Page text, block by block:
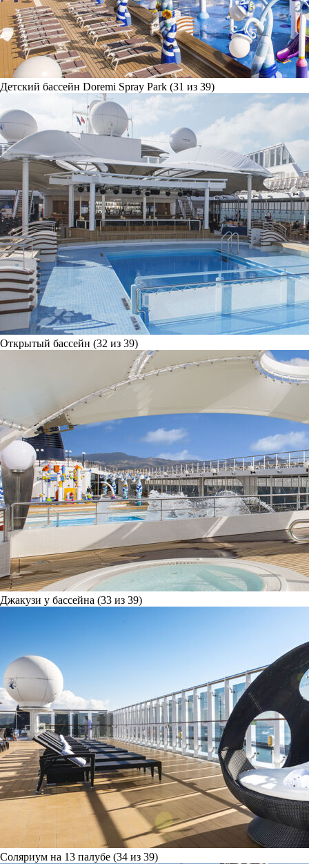
Детский бассейн Doremi Spray Park (31 из 39)
Открытый бассейн (32 из 39)
Джакузи у бассейна (33 из 39)
Соляриум на 13 палубе (34 из 39)